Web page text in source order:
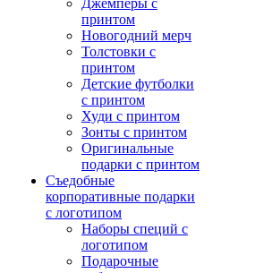
Джемперы с
принтом
Новогодний мерч
Толстовки с
принтом
Детские футболки
с принтом
Худи с принтом
Зонты с принтом
Оригинальные
подарки с принтом
Съедобные
корпоративные подарки
с логотипом
Наборы специй с
логотипом
Подарочные